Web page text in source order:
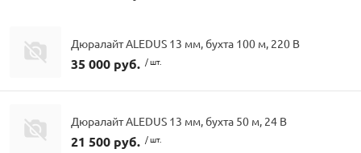
Дюралайт ALEDUS 13 мм, бухта 100 м, 220 В
35 000 руб. / шт.
Дюралайт ALEDUS 13 мм, бухта 50 м, 24 В
21 500 руб. / шт.